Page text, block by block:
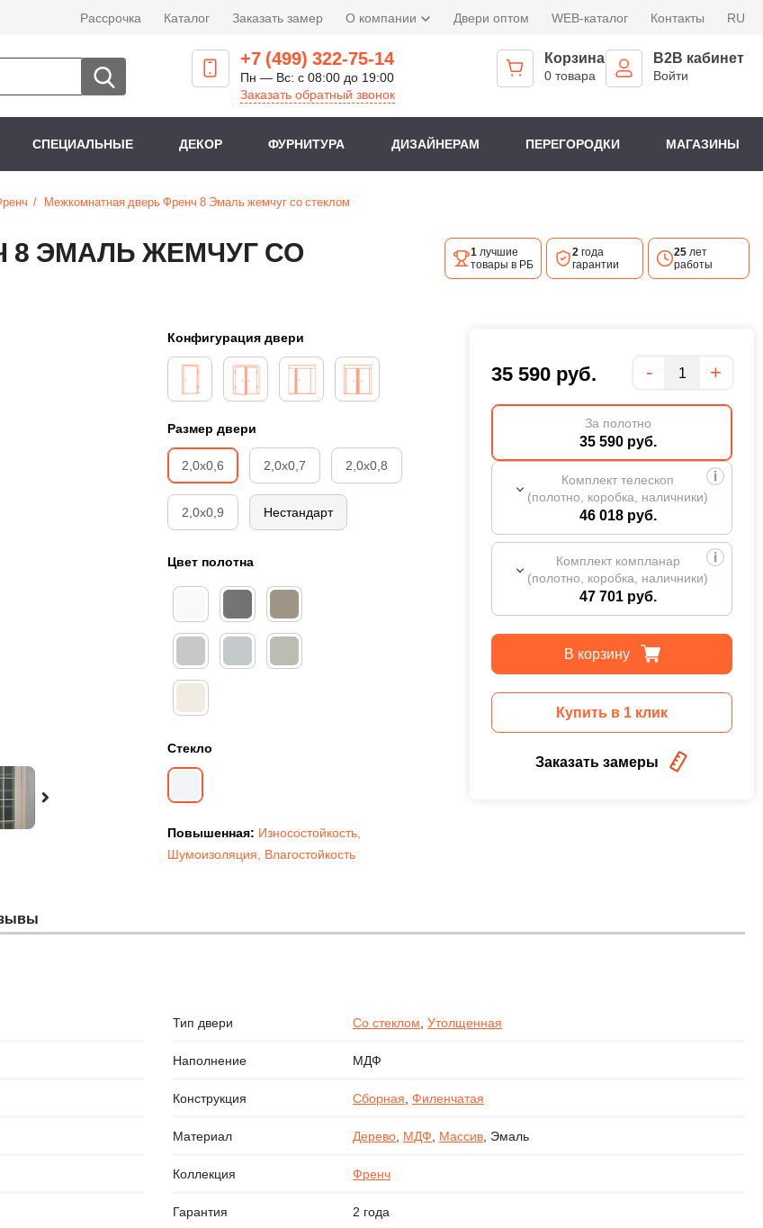
Рассрочка Каталог Заказать замер О компании Двери оптом WEB-каталог Контакты RU
+7 (499) 322-75-14
Пн — Вс: с 08:00 до 19:00
Заказать обратный звонок
Корзина
0 товара
B2B кабинет
Войти
СПЕЦИАЛЬНЫЕ ДЕКОР ФУРНИТУРА ДИЗАЙНЕРАМ ПЕРЕГОРОДКИ МАГАЗИНЫ
Межкомнатная дверь Френч 8 Эмаль жемчуг со стеклом
ЭМАЛЬ ЖЕМЧУГ СО
1лучшие
товары в РБ
2года
гарантии
25лет
работы
Конфигурация двери
Размер двери
2,0х0,6 2,0х0,7 2,0х0,8
2,0х0,9 Нестандарт
Цвет полотна
Стекло
Повышенная: Износостойкость,
Шумоизоляция, Влагостойкость
35 590 руб. Количество
- +
За полотно
35 590 руб.
Комплект телескоп
(полотно, коробка, наличники)
46 018 руб.
Комплект компланар
(полотно, коробка, наличники)
47 701 руб.
В корзину
Купить в 1 клик
Заказать замеры
Тип двери Со стеклом, Утолщенная
Наполнение МДФ
Конструкция Сборная, Филенчатая
Материал Дерево, МДФ, Массив, Эмаль
Коллекция Френч
Гарантия 2 года